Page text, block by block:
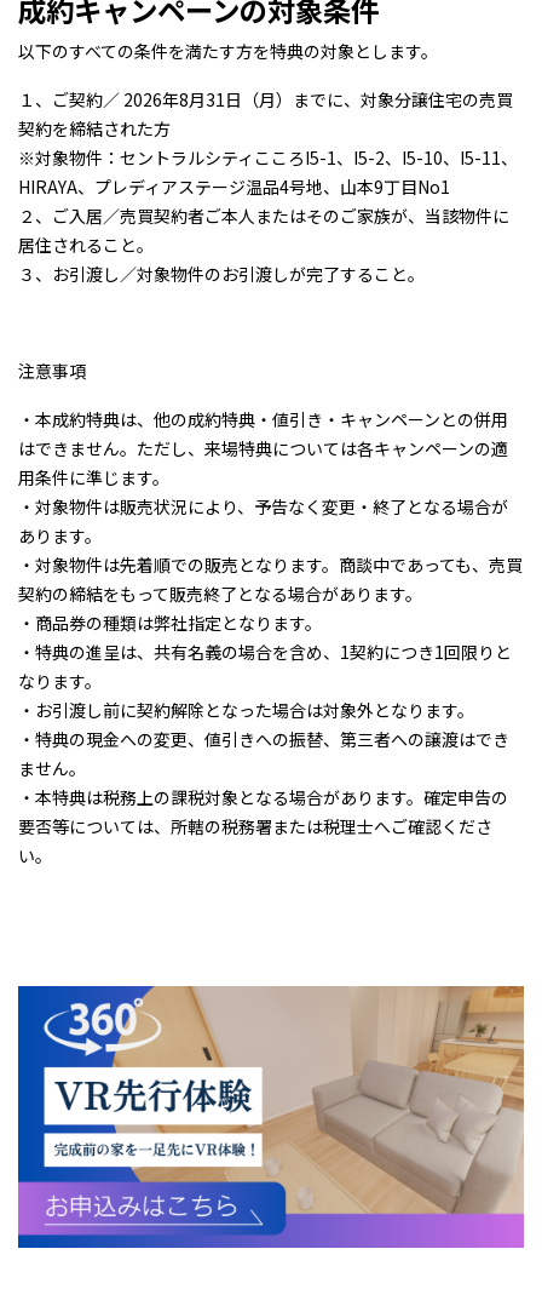
成約キャンペーンの対象条件
以下のすべての条件を満たす方を特典の対象とします。
１、ご契約／ 2026年8月31日（月）までに、対象分譲住宅の売買
契約を締結された方
※対象物件：セントラルシティこころI5-1、I5-2、I5-10、I5-11、
HIRAYA、プレディアステージ温品4号地、山本9丁目No1
２、ご入居／売買契約者ご本人またはそのご家族が、当該物件に
居住されること。
３、お引渡し／対象物件のお引渡しが完了すること。
注意事項
・本成約特典は、他の成約特典・値引き・キャンペーンとの併用
はできません。ただし、来場特典については各キャンペーンの適
用条件に準じます。
・対象物件は販売状況により、予告なく変更・終了となる場合が
あります。
・対象物件は先着順での販売となります。商談中であっても、売買
契約の締結をもって販売終了となる場合があります。
・商品券の種類は弊社指定となります。
・特典の進呈は、共有名義の場合を含め、1契約につき1回限りと
なります。
・お引渡し前に契約解除となった場合は対象外となります。
・特典の現金への変更、値引きへの振替、第三者への譲渡はでき
ません。
・本特典は税務上の課税対象となる場合があります。確定申告の
要否等については、所轄の税務署または税理士へご確認くださ
い。